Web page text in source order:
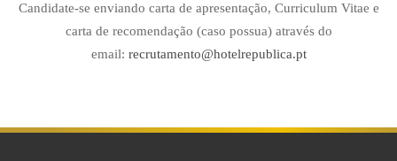
Candidate-se enviando carta de apresentação, Curriculum Vitae e
carta de recomendação (caso possua) através do
email: recrutamento@hotelrepublica.pt